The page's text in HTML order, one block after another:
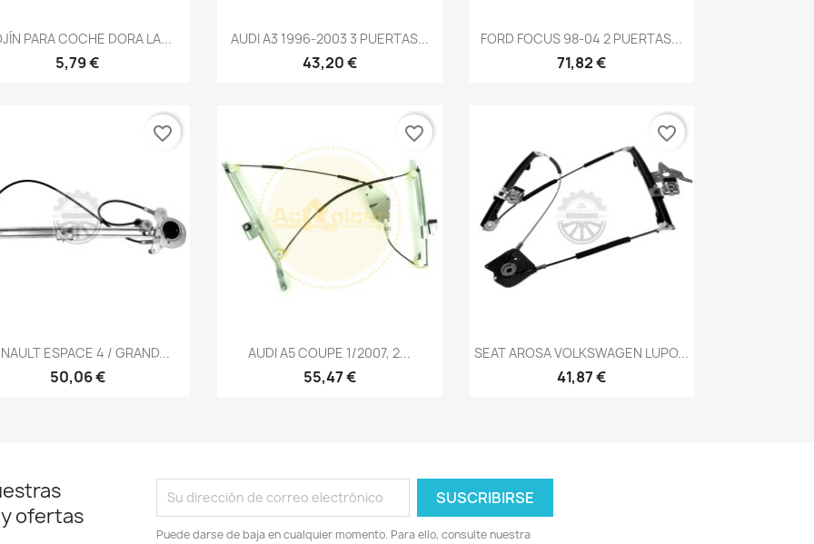
Vista rápida
PARA COCHE DORA LA...
5,79 €
Vista rápida
AUDI A3 1996-2003 3 PUERTAS...
43,20 €
Vista rápida
FORD FOCUS 98-04 2 PUERTAS...
71,82 €
Vista rápida
ESPACE 4 / GRAND...
50,06 €
favorite_border
Vista rápida
AUDI A5 COUPE 1/2007, 2...
55,47 €
favorite_border
Vista rápida
SEAT AROSA VOLKSWAGEN LUPO...
41,87 €
favorite_border
ofertas
Puede darse de baja en cualquier momento. Para ello, consulte nuestra